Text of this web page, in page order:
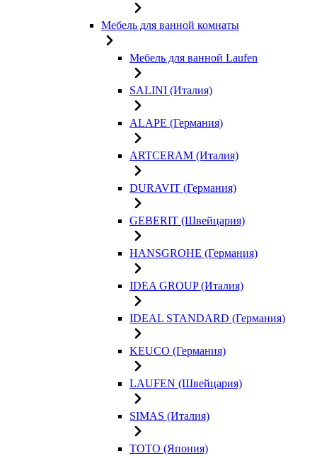
Мебель для ванной комнаты
Мебель для ванной Laufen
SALINI (Италия)
ALAPE (Германия)
ARTCERAM (Италия)
DURAVIT (Германия)
GEBERIT (Швейцария)
HANSGROHE (Германия)
IDEA GROUP (Италия)
IDEAL STANDARD (Германия)
KEUCO (Германия)
LAUFEN (Швейцария)
SIMAS (Италия)
TOTO (Япония)